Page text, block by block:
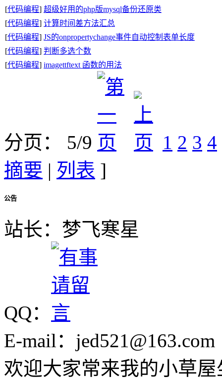
[代码编程] 超级好用的php版mysql备份还原类
[代码编程] 计算时间差方法汇总
[代码编程] JS的onpropertychange事件自动控制表单长度
[代码编程] 判断多选个数
[代码编程] imagettftext 函数的用法
分页： 5/9 1 2 3 4
摘要 | 列表 ]
公告
站长：梦飞寒星
QQ：
E-mail：jed521@163.com
欢迎大家常来我的小草屋